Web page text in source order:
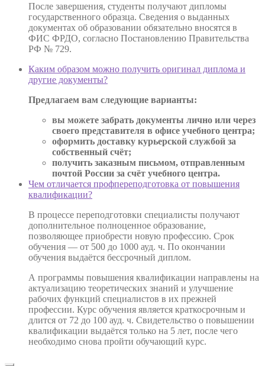
После завершения, студенты получают дипломы
государственного образца. Сведения о выданных
документах об образовании обязательно вносятся в
ФИС ФРДО, согласно Постановлению Правительства
РФ № 729.
Каким образом можно получить оригинал диплома и
другие документы?
Предлагаем вам следующие варианты:
вы можете забрать документы лично или через
своего представителя в офисе учебного центра;
оформить доставку курьерской службой за
собственный счёт;
получить заказным письмом, отправленным
почтой России за счёт учебного центра.
Чем отличается профпереподготовка от повышения
квалификации?
В процессе переподготовки специалисты получают
дополнительное полноценное образование,
позволяющее приобрести новую профессию. Срок
обучения — от 500 до 1000 ауд. ч. По окончании
обучения выдаётся бессрочный диплом.
А программы повышения квалификации направлены на
актуализацию теоретических знаний и улучшение
рабочих функций специалистов в их прежней
профессии. Курс обучения является краткосрочным и
длится от 72 до 100 ауд. ч. Свидетельство о повышении
квалификации выдаётся только на 5 лет, после чего
необходимо снова пройти обучающий курс.